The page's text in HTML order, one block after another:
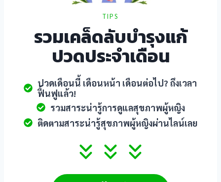
TIPS
รวมเคล็ดลับบำรุงแก้
ปวดประจำเดือน
ปวดเดือนนี้ เดือนหน้า เดือนต่อไป? ถึงเวลา
ฟื้นฟูแล้ว!
รวมสาระน่ารู้การดูแลสุขภาพผู้หญิง
ติดตามสาระน่ารู้สุขภาพผู้หญิงผ่านไลน์เลย